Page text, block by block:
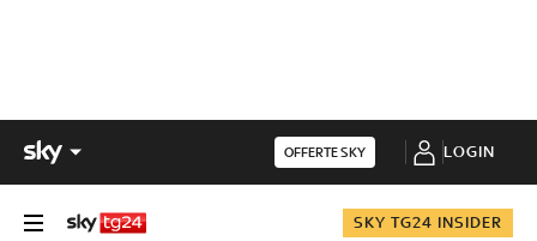
OFFERTE SKY LOGIN
SKY TG24 INSIDER